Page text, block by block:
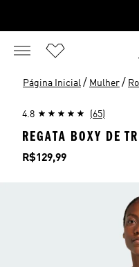
Página Inicial / Mulher /
4.8 (65)
REGATA BOXY DE
Preço
R$129,99